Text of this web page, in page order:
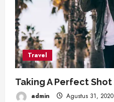
Travel
Taking A Perfect Shot
admin Agustus 31, 2020